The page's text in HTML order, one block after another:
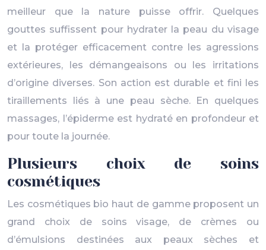
meilleur que la nature puisse offrir. Quelques
gouttes suffissent pour hydrater la peau du visage
et la protéger efficacement contre les agressions
extérieures, les démangeaisons ou les irritations
d’origine diverses. Son action est durable et fini les
tiraillements liés à une peau sèche. En quelques
massages, l’épiderme est hydraté en profondeur et
pour toute la journée.
Plusieurs choix de soins
cosmétiques
Les cosmétiques bio haut de gamme proposent un
grand choix de soins visage, de crèmes ou
d’émulsions destinées aux peaux sèches et